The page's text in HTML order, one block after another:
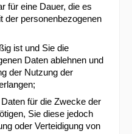
für eine Dauer, die es
der personenbezogenen
ist und Sie die
Daten ablehnen und
der Nutzung der
für die Zwecke der
Sie diese jedoch
oder Verteidigung von